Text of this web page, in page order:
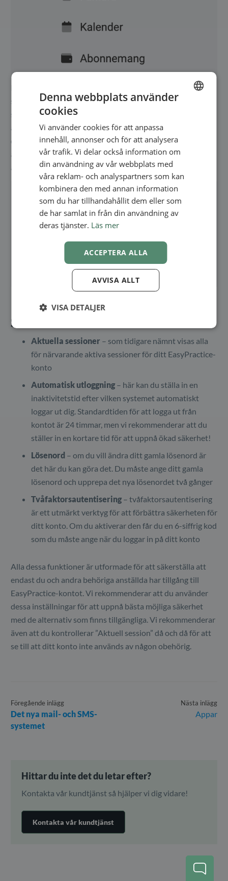
På din säkerhetssida kan du se alla för närvarande aktiva
sessioner för ditt EasyPractice-konto. Om någon av dessa
sessioner inte tillhör dig, eller någon annan som har
åtkomstbehörighet till ditt konto, se då till att logga ut från
den sessionen omedelbart. På denna sida kan du också
ändra ditt lösenord, ställa in automatisk utloggning, och
aktiveratvåfaktorsautentiseringför ditt konto.
Säkerhetsalternativ
Aktuella sessioner – som tidigare nämnt visas alla
för närvarande aktiva sessioner för ditt EasyPractice-
konto
Automatisk utloggning – här kan du ställa in en
inaktivitetstid efter vilken systemet automatiskt
loggar ut dig. Standardtiden för att logga ut från
kontot är 24 timmar, men vi rekommenderar att du
ställer in en kortare tid för att uppnå ökad säkerhet!
Lösenord – om du vill ändra ditt gamla lösenord är
det här du kan göra det. Du måste ange ditt gamla
lösenord och upprepa det nya lösenordet två gånger
Tvåfaktorsautentisering – tvåfaktorsautentisering
är ett utmärkt verktyg för att förbättra säkerheten för
ditt konto. Om du aktiverar den får du en 6-siffrig kod
som du måste ange när du loggar in på ditt konto
Alla dessa funktioner är utformade för att säkerställa att
endast du och andra behöriga anställda har tillgång till
EasyPractice-kontot. Vi rekommenderar att du använder
dessa inställningar för att uppnå bästa möjliga säkerhet
med de alternativ som finns tillgängliga. Vi rekommenderar
även att du kontrollerar ”Aktuell session” då och då för att
se till att ditt konto inte används av någon obehörig.
Föregående inlägg
Det nya mail- och SMS-
systemet
Nästa inlägg
Appar
Hittar du inte det du letar efter?
Kontakta vår kundtjänst så hjälper vi dig vidare!
Kontakta vår kundtjänst
SWEDISH
Denna webbplats använder
cookies
Vi använder cookies för att anpassa
innehåll, annonser och för att analysera
vår trafik. Vi delar också information om
din användning av vår webbplats med
våra reklam- och analyspartners som kan
kombinera den med annan information
som du har tillhandahållit dem eller som
de har samlat in från din användning av
deras tjänster. Läs mer
ACCEPTERA ALLA
AVVISA ALLT
VISA DETALJER